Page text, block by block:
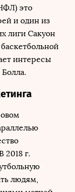
это
и один из
лиги Сакуон
интересы
2018 г.
людям,